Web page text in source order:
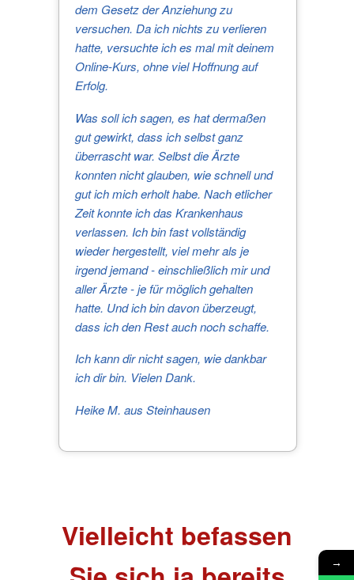
dem Gesetz der Anziehung zu
versuchen. Da ich nichts zu verlieren
hatte, versuchte ich es mal mit deinem
Online-Kurs, ohne viel Hoffnung auf
Erfolg.
Was soll ich sagen, es hat dermaßen
gut gewirkt, dass ich selbst ganz
überrascht war. Selbst die Ärzte
konnten nicht glauben, wie schnell und
gut ich mich erholt habe. Nach etlicher
Zeit konnte ich das Krankenhaus
verlassen. Ich bin fast vollständig
wieder hergestellt, viel mehr als je
irgend jemand - einschließlich mir und
aller Ärzte - je für möglich gehalten
hatte. Und ich bin davon überzeugt,
dass ich den Rest auch noch schaffe.
Ich kann dir nicht sagen, wie dankbar
ich dir bin. Vielen Dank.
Heike M. aus Steinhausen
Vielleicht befassen
→